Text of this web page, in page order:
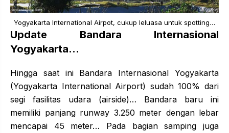
Yogyakarta International Airpot, cukup leluasa untuk spotting…
Update Bandara Internasional
Yogyakarta…
Hingga saat ini Bandara Internasional Yogyakarta
(Yogyakarta International Airport) sudah 100% dari
segi fasilitas udara (airside)… Bandara baru ini
memiliki panjang runway 3.250 meter dengan lebar
mencapai 45 meter… Pada bagian samping juga